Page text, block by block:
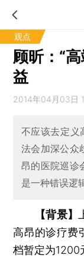
观点
顾昕：“
益
2014年04月03日
不应该去定义
法会加深公众
昂的医院巡诊
是一种错误逻
【背景】
高昂的诊疗费
档暂定为1200